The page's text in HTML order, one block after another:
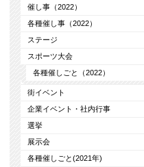
催し事（2022）
各種催し事（2022）
ステージ
スポーツ大会
各種催しごと（2022）
街イベント
企業イベント・社内行事
選挙
展示会
各種催しごと(2021年)